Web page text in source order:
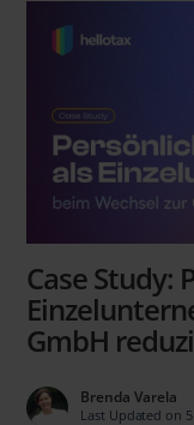
Case Study:
GmbH
Brenda Varela
Last Updated on